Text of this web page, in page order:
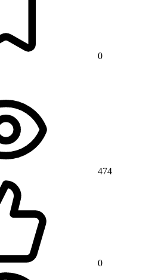
0
474
0